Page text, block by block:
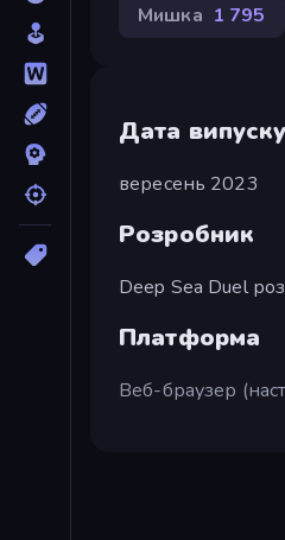
Мишка 1 795
Дата випуску
вересень 2023
Розробник
Deep Sea Duel
Платформа
Веб-браузер